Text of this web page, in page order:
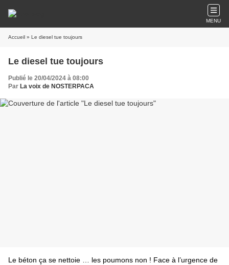
MENU
Accueil » Le diesel tue toujours
Le diesel tue toujours
Publié le 20/04/2024 à 08:00
Par La voix de NOSTERPACA
Le béton ça se nettoie … les poumons non ! Face à l’urgence de